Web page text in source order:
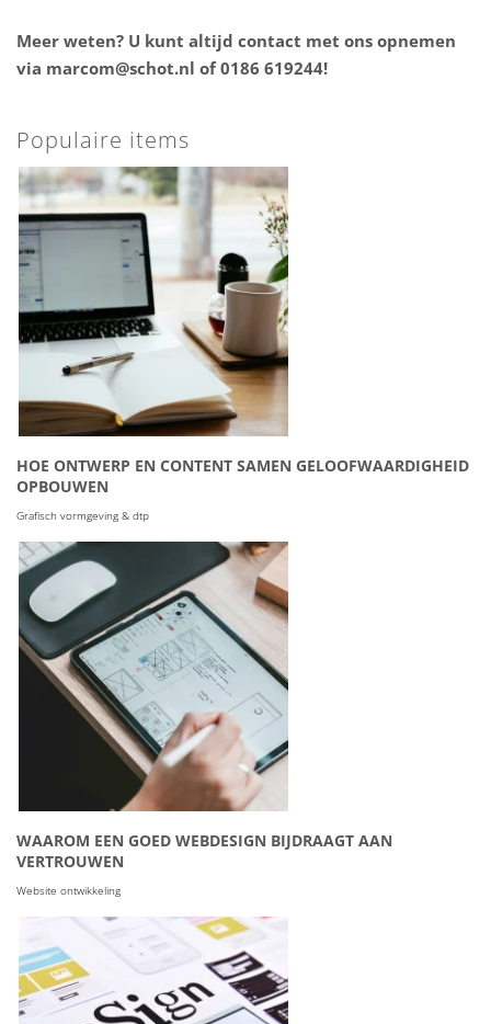
Meer weten? U kunt altijd contact met ons opnemen
via marcom@schot.nl of 0186 619244!
Populaire items
HOE ONTWERP EN CONTENT SAMEN GELOOFWAARDIGHEID
OPBOUWEN
Grafisch vormgeving & dtp
WAAROM EEN GOED WEBDESIGN BIJDRAAGT AAN
VERTROUWEN
Website ontwikkeling